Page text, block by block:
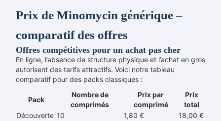
Prix de Minomycin générique –
comparatif des offres
Offres compétitives pour un achat pas cher
En ligne, l’absence de structure physique et l’achat en gros
autorisent des tarifs attractifs. Voici notre tableau
comparatif pour des packs classiques :
Pack
Nombre de
comprimés
Prix par
comprimé
Prix
total
Découverte 10 1,80 €
18,00 €